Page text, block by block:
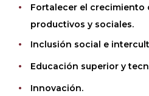
Fortalecer el crecimiento
productivos y sociales.
Inclusión social e
Educación superior y
Innovación.